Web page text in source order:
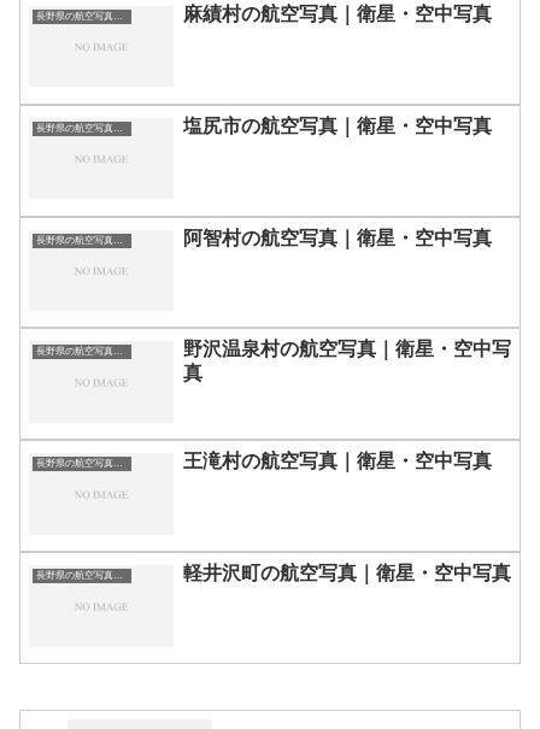
麻績村の航空写真｜衛星・空中写真
塩尻市の航空写真｜衛星・空中写真
阿智村の航空写真｜衛星・空中写真
長野県の航空写真・空中写真
野沢温泉村の航空写真｜衛星・空中写
真
長野県の航空写真・空中写真 王滝村の航空写真｜衛星・空中写真
長野県の航空写真・空中写真 軽井沢町の航空写真｜衛星・空中写真